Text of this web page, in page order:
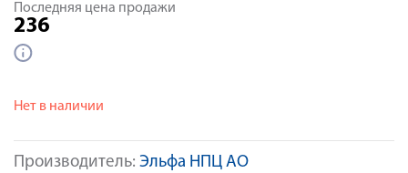
Производитель: Эльфа НПЦ АО
Последняя цена продажи
236
Нет в наличии